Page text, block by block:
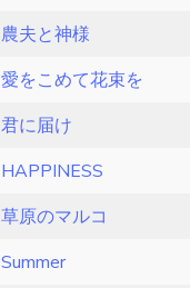
農夫と神様
愛をこめて花束を
君に届け
HAPPINESS
草原のマルコ
Summer